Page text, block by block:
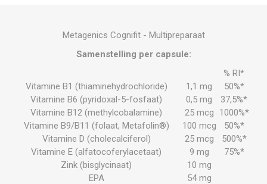
Metagenics Cognifit - Multipreparaat
Samenstelling per capsule:
% RI*
Vitamine B1 (thiaminehydrochloride)
1,1 mg
50%*
Vitamine B6 (pyridoxal-5-fosfaat)
0,5 mg
37,5%*
Vitamine B12 (methylcobalamine)
25 mcg
1000%*
Vitamine B9/B11 (folaat, Metafolin®)
100 mcg
50%*
Vitamine D (cholecalciferol)
25 mcg
500%*
Vitamine E (alfatocoferylacetaat)
9 mg
75%*
Zink (bisglycinaat)
10 mg
EPA
54 mg